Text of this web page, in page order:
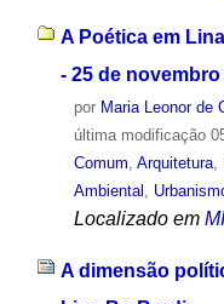
A Poética em
- 25 de novembro
por Maria Leonor de
última modificação
Comum, Arquitetura,
Ambiental ,
Localizado em
A dimensão